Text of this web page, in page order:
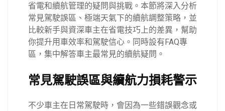
省電和續航管理的疑問與挑戰。本節將深入分析
常見駕駛誤區、極端天氣下的續航調整策略，並
比較新手與資深車主在省電技巧上的差異，幫助
你提升用車效率和駕駛信心。同時設有FAQ專
區，集中解答車主最常見的續航疑問。
常見駕駛誤區與續航力損耗警示
不少車主在日常駕駛時，會因為一些錯誤觀念或